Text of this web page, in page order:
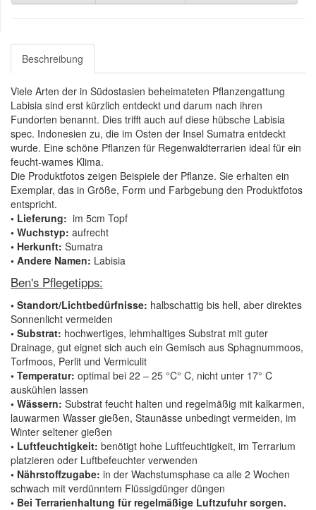
Beschreibung
Viele Arten der in Südostasien beheimateten Pflanzengattung
Labisia sind erst kürzlich entdeckt und darum nach ihren
Fundorten benannt. Dies trifft auch auf diese hübsche Labisia
spec. Indonesien zu, die im Osten der Insel Sumatra entdeckt
wurde. Eine schöne Pflanzen für Regenwaldterrarien ideal für ein
feucht-wames Klima.
Die Produktfotos zeigen Beispiele der Pflanze. Sie erhalten ein
Exemplar, das in Größe, Form und Farbgebung den Produktfotos
entspricht.
• Lieferung: im 5cm Topf
• Wuchstyp: aufrecht
• Herkunft: Sumatra
• Andere Namen: Labisia
Ben's Pflegetipps:
• Standort/Lichtbedürfnisse: halbschattig bis hell, aber direktes
Sonnenlicht vermeiden
• Substrat: hochwertiges, lehmhaltiges Substrat mit guter
Drainage, gut eignet sich auch ein Gemisch aus Sphagnummoos,
Torfmoos, Perlit und Vermiculit
• Temperatur: optimal bei 22 – 25 °C° C, nicht unter 17° C
auskühlen lassen
• Wässern: Substrat feucht halten und regelmäßig mit kalkarmen,
lauwarmen Wasser gießen, Staunässe unbedingt vermeiden, im
Winter seltener gießen
• Luftfeuchtigkeit: benötigt hohe Luftfeuchtigkeit, im Terrarium
platzieren oder Luftbefeuchter verwenden
• Nährstoffzugabe: in der Wachstumsphase ca alle 2 Wochen
schwach mit verdünntem Flüssigdünger düngen
• Bei Terrarienhaltung für regelmäßige Luftzufuhr sorgen.